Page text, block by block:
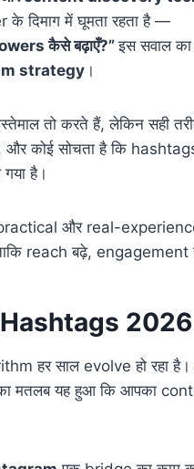
दिमाग में घूमता रहता है —
कैसे बढ़ाएँ?”इस सवाल
strategy ।
तो करते हैं, लेकिन सही
कोई सोचता है कि
है।
practical और real-
reach बढ़े,
2026
हर साल evolve हो रहा
मतलब यह हुआ कि आपका